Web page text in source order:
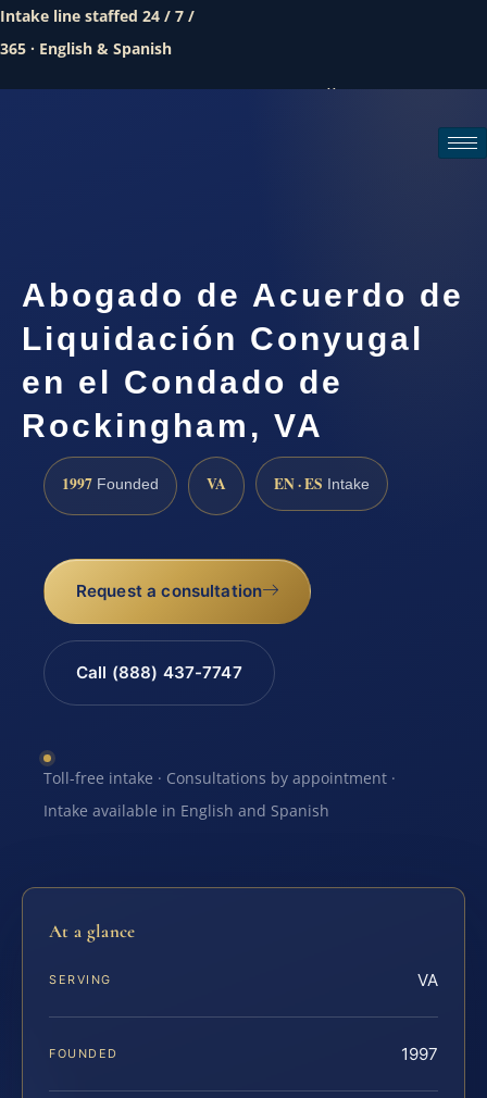
Intake line staffed 24 / 7 /
365 · English & Spanish
Call (888) 437-7747
Abogado de Acuerdo de
Liquidación Conyugal
en el Condado de
Rockingham, VA
1997 Founded VA EN · ES Intake
Request a consultation
Call (888) 437-7747
Toll-free intake · Consultations by appointment ·
Intake available in English and Spanish
At a glance
SERVING VA
FOUNDED 1997